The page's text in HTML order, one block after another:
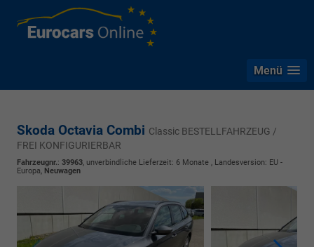
Menü
Skoda Octavia Combi Classic BESTELLFAHRZEUG /
FREI KONFIGURIERBAR
Fahrzeugnr.: 39963, unverbindliche Lieferzeit: 6 Monate , Landesversion: EU -
Europa, Neuwagen